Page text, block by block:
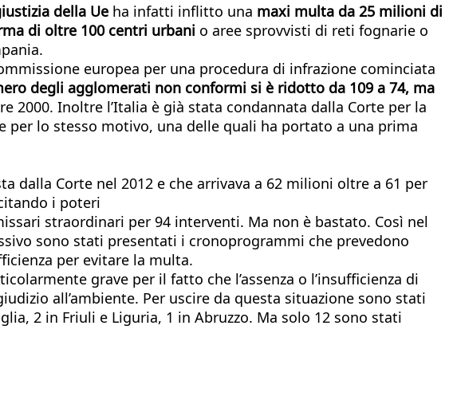
della Ue ha infatti inflitto una maxi multa da 25 milioni di
di oltre 100 centri urbani o aree sprovvisti di reti fognarie o
europea per una procedura di infrazione cominciata
degli agglomerati non conformi si è ridotto da 109 a 74, ma
2000. Inoltre l’Italia è già stata condannata dalla Corte per la
per lo stesso motivo, una delle quali ha portato a una prima
Corte nel 2012 e che arrivava a 62 milioni oltre a 61 per
i poteri
straordinari per 94 interventi. Ma non è bastato. Così nel
sono stati presentati i cronoprogrammi che prevedono
per evitare la multa.
grave per il fatto che l’assenza o l’insufficienza di
all’ambiente. Per uscire da questa situazione sono stati
2 in Friuli e Liguria, 1 in Abruzzo. Ma solo 12 sono stati